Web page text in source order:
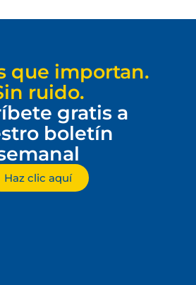
que importan.
ruido.
gratis a
boletín
Haz clic aquí